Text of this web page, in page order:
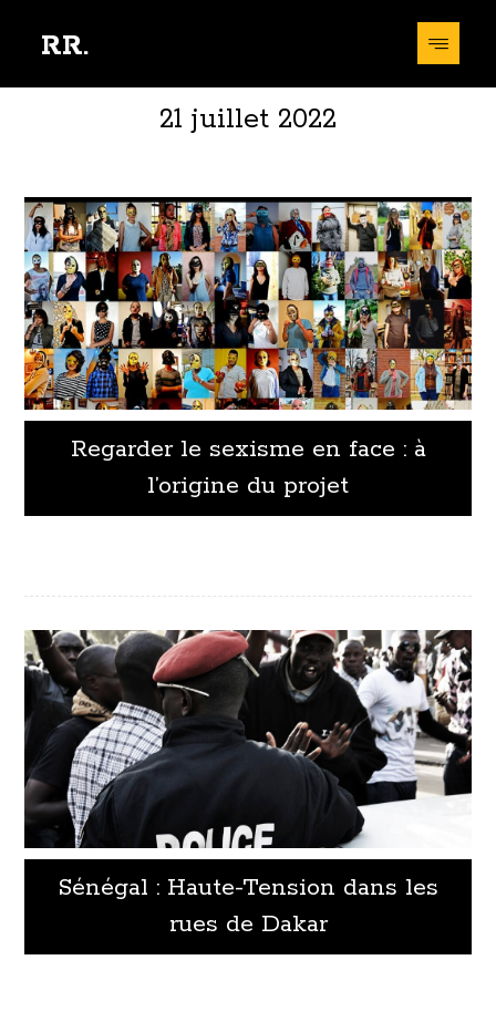
RR.
21 juillet 2022
Regarder le sexisme en face : à
l’origine du projet
Sénégal : Haute-Tension dans les
rues de Dakar